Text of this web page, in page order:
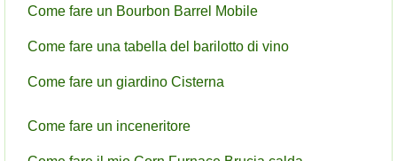
Come fare un Bourbon Barrel Mobile
Come fare una tabella del barilotto di vino
Come fare un giardino Cisterna
Come fare un inceneritore